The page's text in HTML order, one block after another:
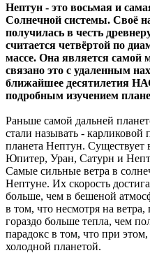
Нептун - это восьмая и
Солнечной системы. Своё
получилась в честь
считается четвёртой по
массе. Она является самой
связано это с удаленным
ближайшее десятилетия
подробным изучением
Раньше самой дальней
стали называть - карликовой
планета Нептун. Существует
Юпитер, Уран, Сатурн и
Самые сильные ветра в
Нептуне. Их скорость
больше, чем в бешеной
в том, что несмотря на
гораздо больше тепла, чем
парадокс в том, что при
холодной планетой.